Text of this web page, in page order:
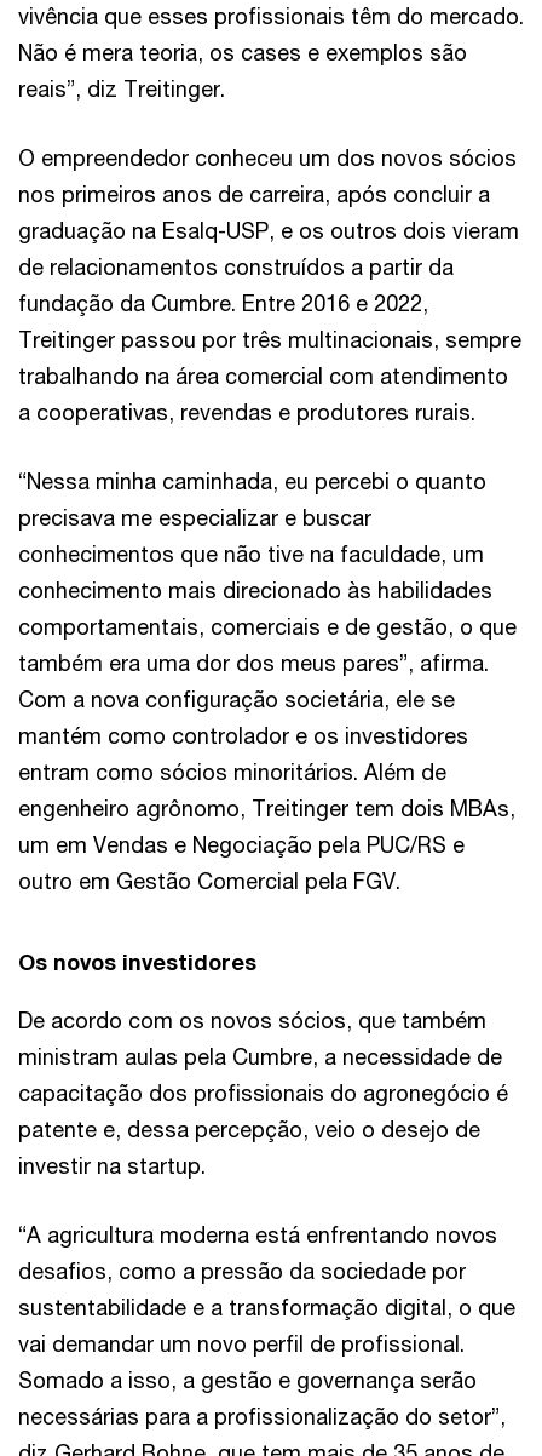
vivência que esses profissionais têm do mercado.
Não é mera teoria, os cases e exemplos são
reais”, diz Treitinger.
O empreendedor conheceu um dos novos sócios
nos primeiros anos de carreira, após concluir a
graduação na Esalq-USP, e os outros dois vieram
de relacionamentos construídos a partir da
fundação da Cumbre. Entre 2016 e 2022,
Treitinger passou por três multinacionais, sempre
trabalhando na área comercial com atendimento
a cooperativas, revendas e produtores rurais.
“Nessa minha caminhada, eu percebi o quanto
precisava me especializar e buscar
conhecimentos que não tive na faculdade, um
conhecimento mais direcionado às habilidades
comportamentais, comerciais e de gestão, o que
também era uma dor dos meus pares”, afirma.
Com a nova configuração societária, ele se
mantém como controlador e os investidores
entram como sócios minoritários. Além de
engenheiro agrônomo, Treitinger tem dois MBAs,
um em Vendas e Negociação pela PUC/RS e
outro em Gestão Comercial pela FGV.
Os novos investidores
De acordo com os novos sócios, que também
ministram aulas pela Cumbre, a necessidade de
capacitação dos profissionais do agronegócio é
patente e, dessa percepção, veio o desejo de
investir na startup.
“A agricultura moderna está enfrentando novos
desafios, como a pressão da sociedade por
sustentabilidade e a transformação digital, o que
vai demandar um novo perfil de profissional.
Somado a isso, a gestão e governança serão
necessárias para a profissionalização do setor”,